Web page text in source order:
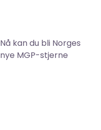
Nå kan du bli Norges
nye MGP-stjerne